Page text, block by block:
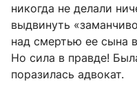
никогда не делали
выдвинуть
над смертью ее сына
Но сила в правде!
поразилась адвокат.